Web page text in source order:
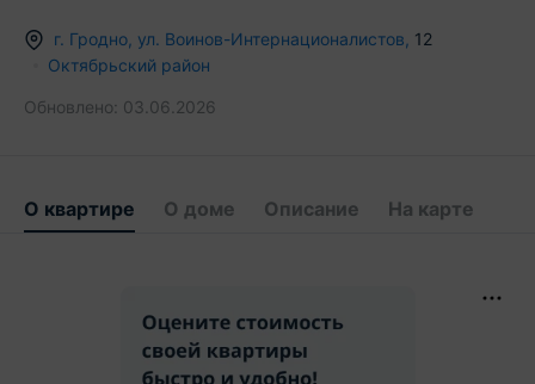
г. Гродно ул. Воинов-Интернационалистов 12
Октябрьский район
Обновлено: 03.06.2026
О квартире О доме Описание На карте